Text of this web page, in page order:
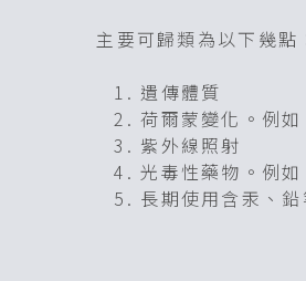
主要可歸類為以下幾點
遺傳體質
荷爾蒙變化。例
紫外線照射
光毒性藥物。例
長期使用含汞、